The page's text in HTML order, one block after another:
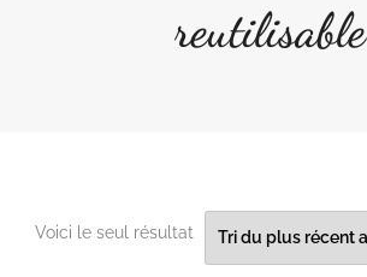
reutilisable
Voici le seul résultat